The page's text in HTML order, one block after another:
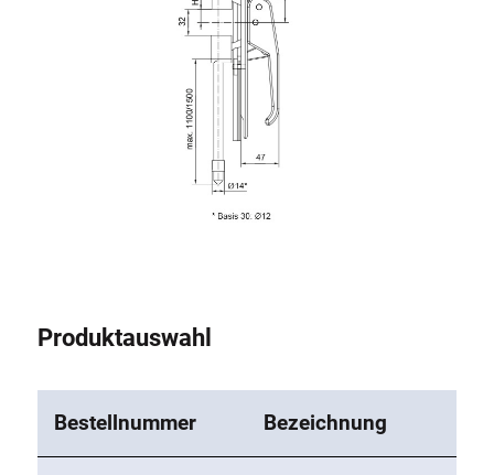
Produktauswahl
Bestellnummer Bezeichnung